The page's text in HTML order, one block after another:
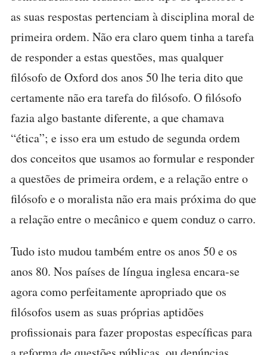
as suas respostas pertenciam à disciplina moral de
primeira ordem. Não era claro quem tinha a tarefa
de responder a estas questões, mas qualquer
filósofo de Oxford dos anos 50 lhe teria dito que
certamente não era tarefa do filósofo. O filósofo
fazia algo bastante diferente, a que chamava
“ética”; e isso era um estudo de segunda ordem
dos conceitos que usamos ao formular e responder
a questões de primeira ordem, e a relação entre o
filósofo e o moralista não era mais próxima do que
a relação entre o mecânico e quem conduz o carro.
Tudo isto mudou também entre os anos 50 e os
anos 80. Nos países de língua inglesa encara-se
agora como perfeitamente apropriado que os
filósofos usem as suas próprias aptidões
profissionais para fazer propostas específicas para